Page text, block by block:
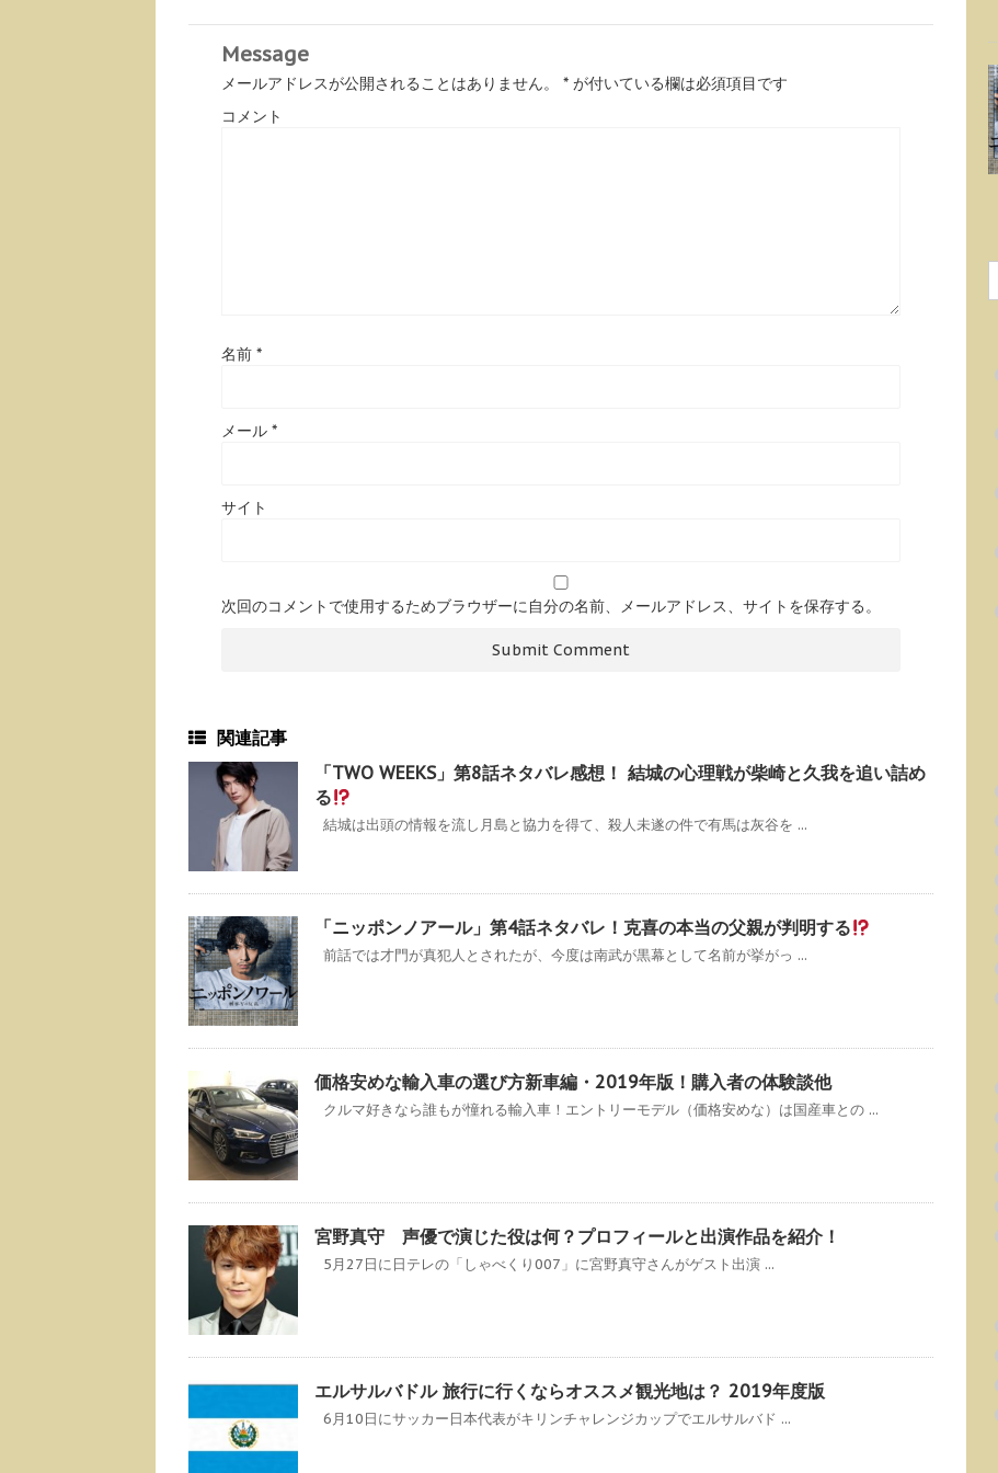
Message
メールアドレスが公開されることはありません。 * が付いている欄は必須項目です
コメント
名前 *
メール *
サイト
次回のコメントで使用するためブラウザーに自分の名前、メールアドレス、サイトを保存する。
関連記事
「TWO WEEKS」第8話ネタバレ感想！ 結城の心理戦が柴崎と久我を追い詰め
る
結城は出頭の情報を流し月島と協力を得て、殺人未遂の件で有馬は灰谷を ...
「ニッポンノアール」第4話ネタバレ！克喜の本当の父親が判明する
前話では才門が真犯人とされたが、今度は南武が黒幕として名前が挙がっ ...
価格安めな輸入車の選び方新車編・2019年版！購入者の体験談他
クルマ好きなら誰もが憧れる輸入車！エントリーモデル（価格安めな）は国産車との ...
宮野真守 声優で演じた役は何？プロフィールと出演作品を紹介！
5月27日に日テレの「しゃべくり007」に宮野真守さんがゲスト出演 ...
エルサルバドル 旅行に行くならオススメ観光地は？ 2019年度版
6月10日にサッカー日本代表がキリンチャレンジカップでエルサルバド ...